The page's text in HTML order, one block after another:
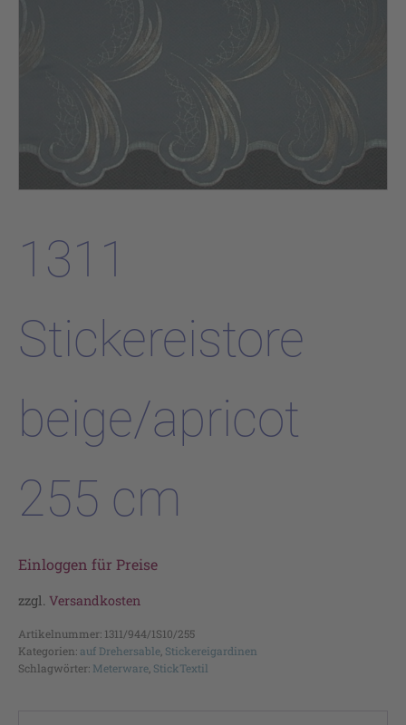
1311
Stickereistore
beige/apricot
255 cm
Einloggen für Preise
zzgl. Versandkosten
Artikelnummer: 1311/944/1S10/255
Kategorien: auf Drehersable Stickereigardinen
Schlagwörter: Meterware StickTextil